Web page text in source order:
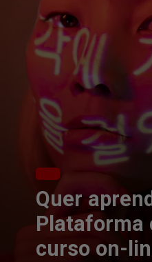
Quer
Plataforma
curso on-